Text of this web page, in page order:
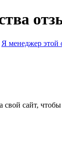
Я менеджер этой
свой сайт,